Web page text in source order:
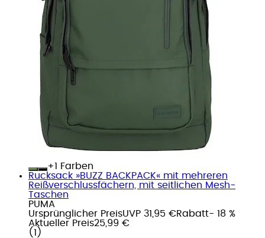
+
Farben
Rucksack »BUZZ BACKPACK« mit mehreren
Reißverschlussfächern, mit seitlichen Mesh-
Taschen
PUMA
Ursprünglicher PreisUVP 31,95 €Rabatt- 18 %
Aktueller Preis25,99 €
( 1 )